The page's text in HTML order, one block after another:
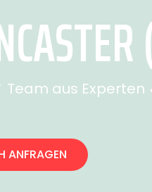
aus
ANFRAGEN